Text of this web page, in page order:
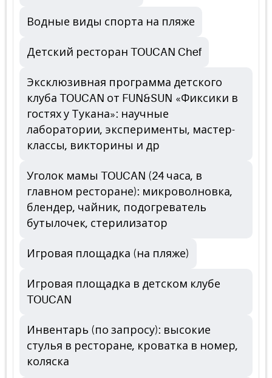
Водные виды спорта на пляже
Детский ресторан TOUCAN Chef
Эксклюзивная программа детского
клуба TOUCAN от FUN&SUN «Фиксики в
гостях у Тукана»: научные
лаборатории, эксперименты, мастер-
классы, викторины и др
Уголок мамы TOUCAN (24 часа, в
главном ресторане): микроволновка,
блендер, чайник, подогреватель
бутылочек, стерилизатор
Игровая площадка (на пляже)
Игровая площадка в детском клубе
TOUCAN
Инвентарь (по запросу): высокие
стулья в ресторане, кроватка в номер,
коляска